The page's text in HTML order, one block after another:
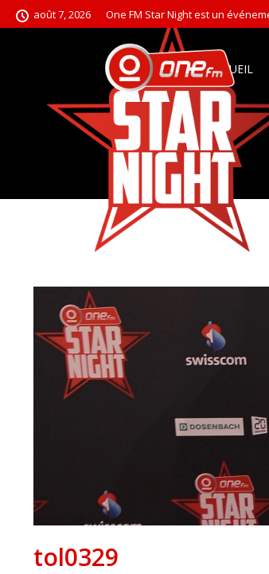
août 7, 2026 One FM Star Night est un
ACCUEIL
tol0329